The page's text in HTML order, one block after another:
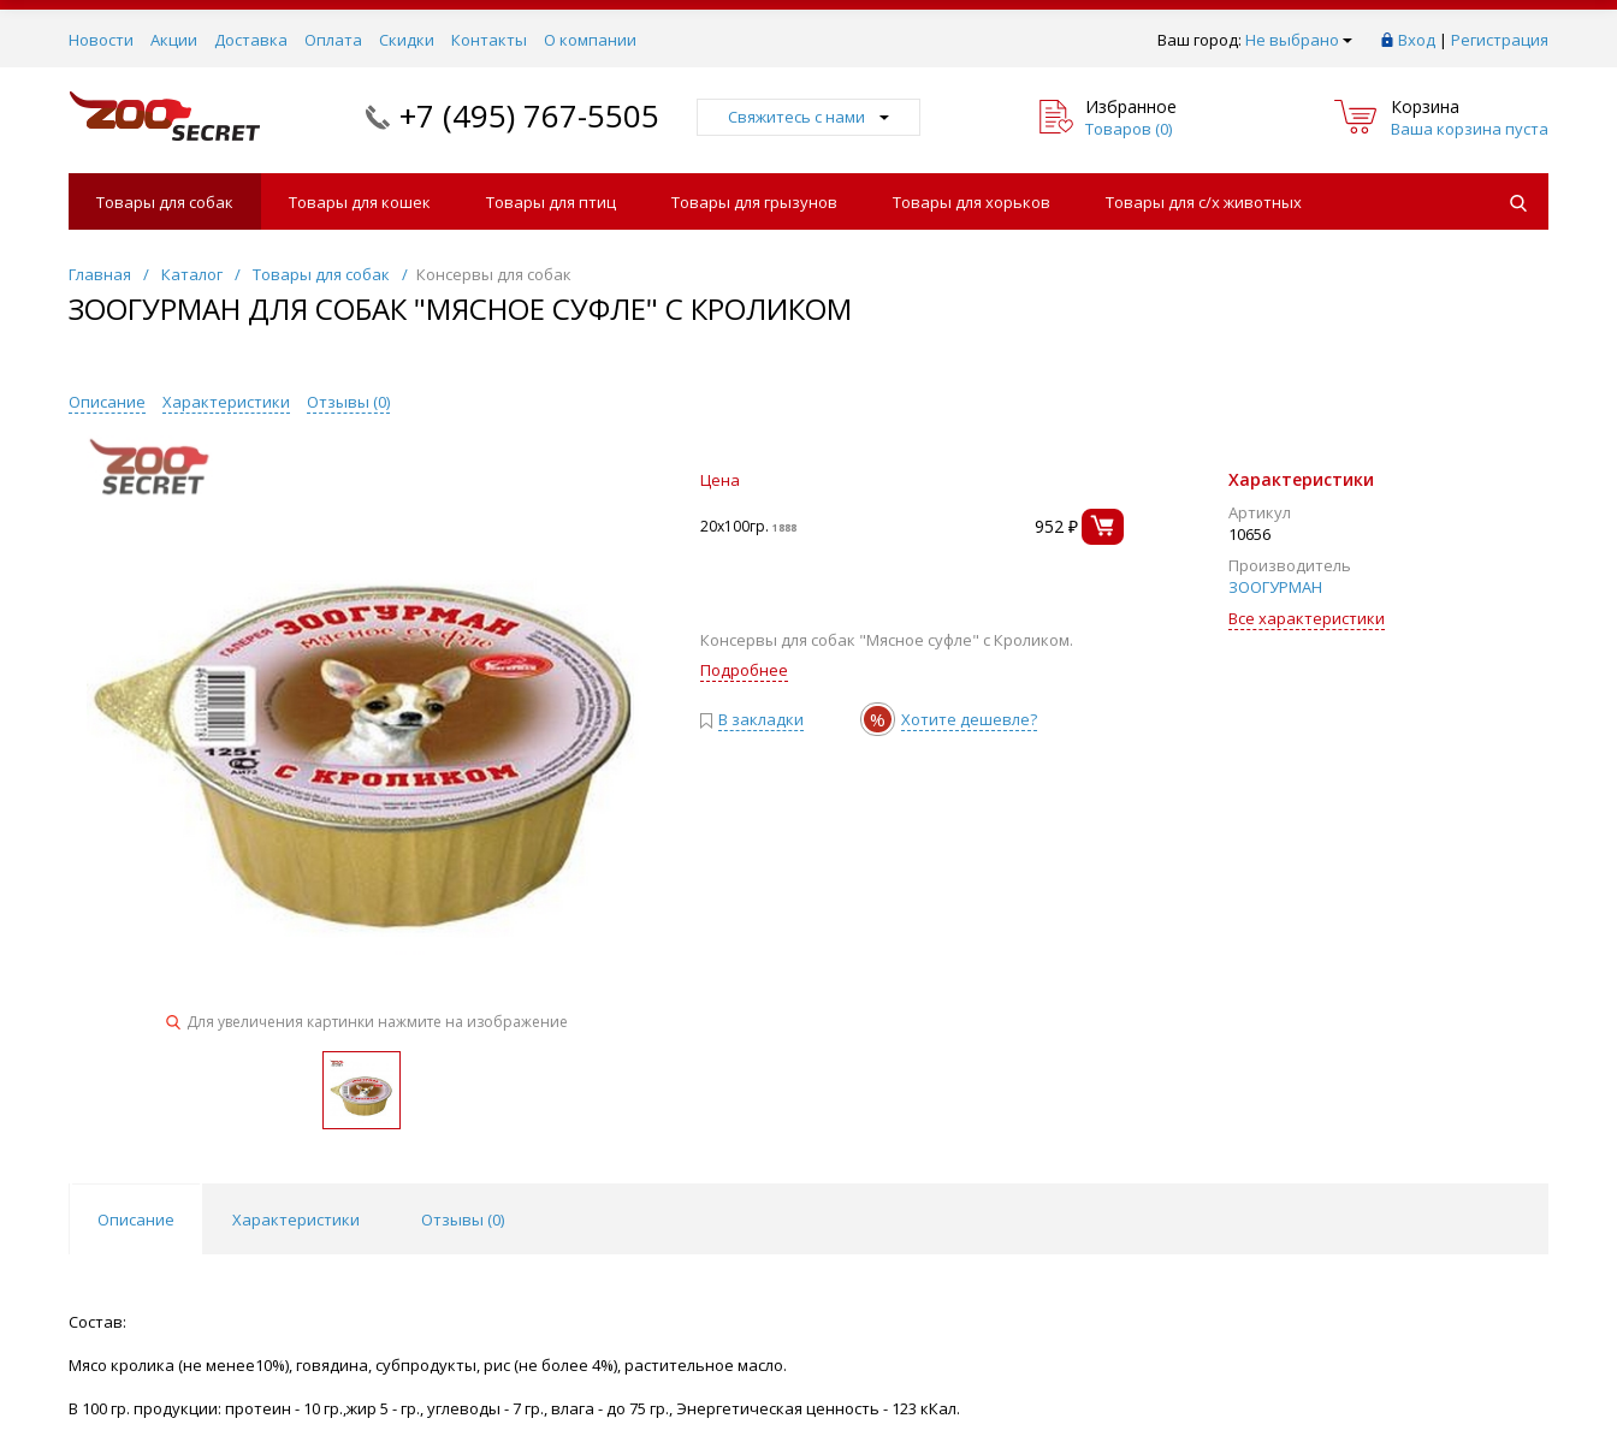
Ваш город: Не выбрано Вход | Регистрация
Новости Акции Доставка Оплата Скидки Контакты О компании
+7 (495) 767-5505 Свяжитесь с нами Избранное
Товаров (0)
Корзина
Ваша корзина пуста
Товары для собак Товары для кошек Товары для птиц Товары для грызунов Товары для хорьков Товары для с/х животных
Главная / Каталог / Товары для собак / Консервы для собак
ЗООГУРМАН ДЛЯ СОБАК "МЯСНОЕ СУФЛЕ" С КРОЛИКОМ
Описание Характеристики Отзывы (0)
Для увеличения картинки нажмите на изображение
Цена
20х100гр. 1888 952 ₽
Характеристики
Артикул
10656
Производитель
ЗООГУРМАН
Все характеристики
Консервы для собак "Мясное суфле" с Кроликом.
Подробнее
В закладки % Хотите дешевле?
Описание Характеристики Отзывы (0)
Состав:
Мясо кролика (не менее10%), говядина, субпродукты, рис (не более 4%), растительное масло.
В 100 гр. продукции: протеин - 10 гр.,жир 5 - гр., углеводы - 7 гр., влага - до 75 гр., Энергетическая ценность - 123 кКал.